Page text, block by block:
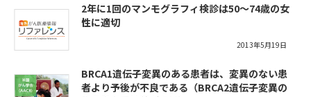
2年に1回のマンモグラフィ検診は50～74歳の女
性に適切
2013年5月19日
BRCA1遺伝子変異のある患者は、変異のない患
者より予後が不良である（BRCA2遺伝子変異の